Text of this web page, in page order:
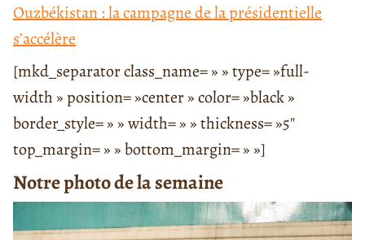
Ouzbékistan : la campagne de la présidentielle
s’accélère
[mkd_separator class_name= » » type= »full-
width » position= »center » color= »black »
border_style= » » width= » » thickness= »5″
top_margin= » » bottom_margin= » »]
Notre photo de la semaine